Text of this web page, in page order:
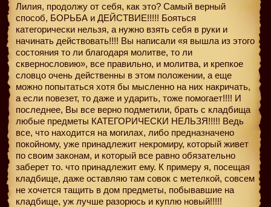
Лилия, продолжу от себя, как это? Самый верный
способ, БОРЬБА и ДЕЙСТВИЕ!!!!! Бояться
категорически нельзя, а нужно взять себя в руки и
начинать действовать!!!! Вы написали «я вышла из этого
состояния то ли благодаря молитве, то ли
сквернословию», все правильно, и молитва, и крепкое
словцо очень действенны в этом положении, а еще
можно попытаться хотя бы мысленно на них накричать,
а если повезет, то даже и ударить, тоже помогает!!!! И
последнее, Вы все верно подметили, брать с кладбища
любые предметы КАТЕГОРИЧЕСКИ НЕЛЬЗЯ!!!!! Ведь
все, что находится на могилах, либо предназначено
покойному, уже принадлежит некромиру, который живет
по своим законам, и который все равно обязательно
заберет то. что принадлежит ему. К примеру я, посещая
кладбище, даже оставляю там совок с метелкой, совсем
не хочется тащить в дом предметы, побывавшие на
кладбище, уж лучше разорюсь и куплю новый!!!!!